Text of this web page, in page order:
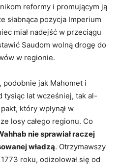
reformy i promującym ją
słabnąca pozycja Imperium
miał nadejść w przeciągu
Saudom wolną drogę do
w regionie.
podobnie jak Mahomet i
tysiąc lat wcześniej, tak al-
który wpłynął w
losy całego regionu. Co
nie sprawiał raczej
władzą. Otrzymawszy
roku, odizolował się od